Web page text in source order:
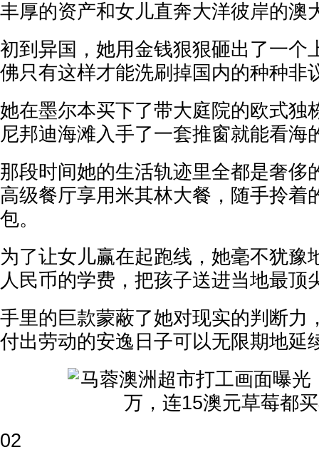
丰厚的资产和女儿直奔大洋彼岸的澳
初到异国，她用金钱狠狠砸出了一个
佛只有这样才能洗刷掉国内的种种非
她在墨尔本买下了带大庭院的欧式独
尼邦迪海滩入手了一套推窗就能看海
那段时间她的生活轨迹里全都是奢侈
高级餐厅享用米其林大餐，随手拎着
包。
为了让女儿赢在起跑线，她毫不犹豫
人民币的学费，把孩子送进当地最顶
手里的巨款蒙蔽了她对现实的判断力
付出劳动的安逸日子可以无限期地延
02